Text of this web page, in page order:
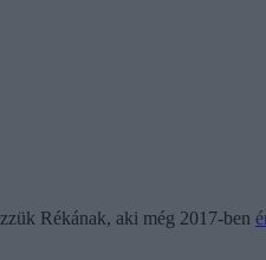
Rékának, aki még 2017-ben